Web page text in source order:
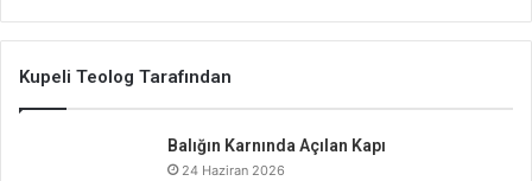
Kupeli Teolog Tarafından
Balığın Karnında Açılan Kapı
24 Haziran 2026